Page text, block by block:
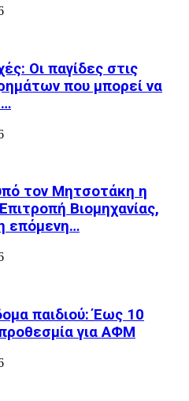
Οι παγίδες στις
που μπορεί να
τον Μητσοτάκη η
Βιομηχανίας,
επόμενη…
παιδιού: Έως 10
για ΑΦΜ